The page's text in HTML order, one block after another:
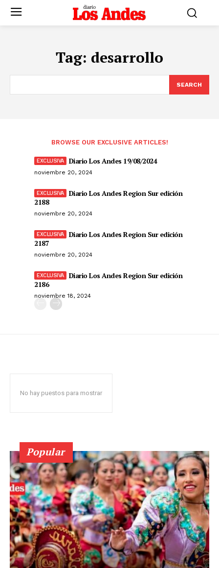
Tag: desarrollo
SEARCH
BROWSE OUR EXCLUSIVE ARTICLES!
Diario Los Andes 19/08/2024
noviembre 20, 2024
Diario Los Andes Region Sur edición
2188
noviembre 20, 2024
Diario Los Andes Region Sur edición
2187
noviembre 20, 2024
Diario Los Andes Region Sur edición
2186
noviembre 18, 2024
No hay puestos para mostrar
Popular